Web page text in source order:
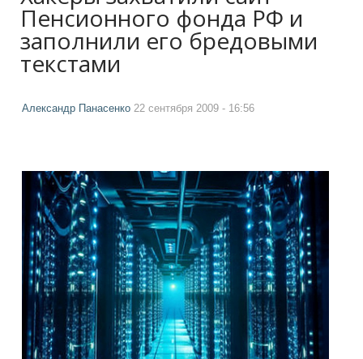
Пенсионного фонда РФ и
заполнили его бредовыми
текстами
Александр Панасенко 22 сентября 2009 - 16:56